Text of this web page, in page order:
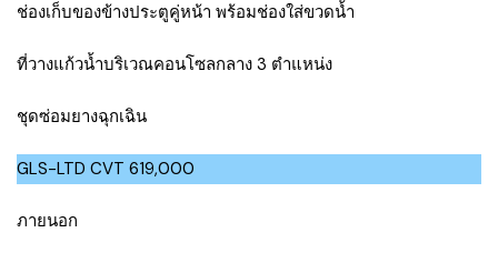
ช่องเก็บของข้างประตูคู่หน้า พร้อมช่องใส่ขวดน้ำ
ที่วางแก้วน้ำบริเวณคอนโซลกลาง 3 ตำแหน่ง
ชุดซ่อมยางฉุกเฉิน
GLS-LTD CVT 619,000
ภายนอก